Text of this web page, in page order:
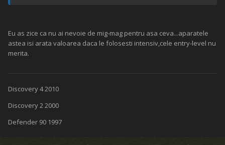
Eu as zice ca nu ai nevoie de mig-mag pentru asa ceva...aparatele
astea isi arata valoarea daca le folosesti intensiv,cele entry-level nu
merita.
Discovery 4 2010
Discovery 2 2000
Defender 90 1997